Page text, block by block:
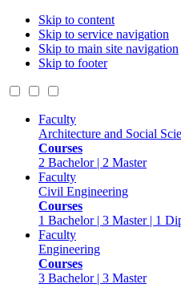
Skip to content
Skip to service navigation
Skip to main site navigation
Skip to footer
Faculty
Architecture and Social
Courses
2 Bachelor | 2 Master
Faculty
Civil Engineering
Courses
1 Bachelor | 3 Master | 1
Faculty
Engineering
Courses
3 Bachelor | 3 Master